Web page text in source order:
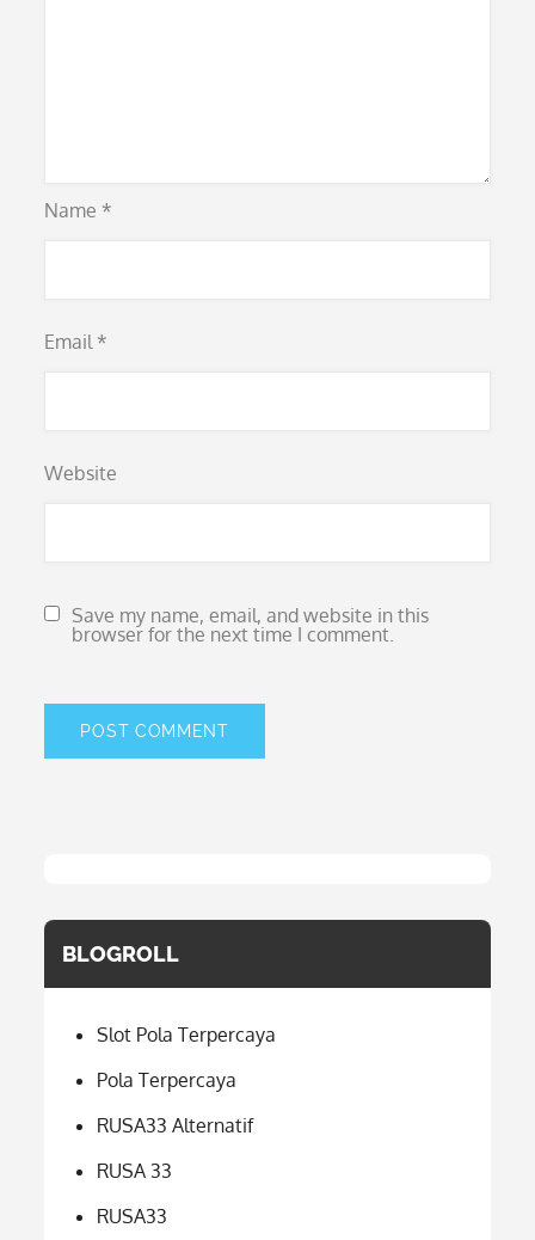
Name *
Email *
Website
Save my name, email, and website in this
browser for the next time I comment.
BLOGROLL
Slot Pola Terpercaya
Pola Terpercaya
RUSA33 Alternatif
RUSA 33
RUSA33